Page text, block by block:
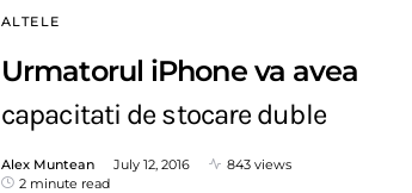
ALTELE
Urmatorul iPhone va avea
capacitati de stocare duble
Alex Muntean July 12, 2016
843 views
2 minute read